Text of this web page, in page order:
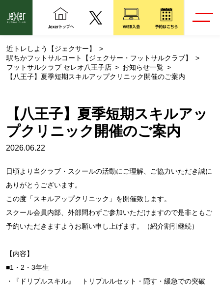
近トレしよう【ジェクサー】
駅ちかフットサルコート【ジェクサー・フットサルクラブ】
フットサルクラブ セレオ八王子店
お知らせ一覧
【八王子】夏季短期スキルアップクリニック開催のご案内
【八王子】夏季短期スキルアッ
プクリニック開催のご案内
2026.06.22
日頃より当クラブ・スクールの活動にご理解、ご協力いただき誠に
ありがとうございます。
この度「スキルアップクリニック」を開催致します。
スクール会員内部、外部問わずご参加いただけますので是非ともご
予約いただきますようお願い申し上げます。（紹介割引継続）
【内容】
■1・2・3年生
・『ドリブルスキル』 トリプルルセット・隠す・緩急での突破